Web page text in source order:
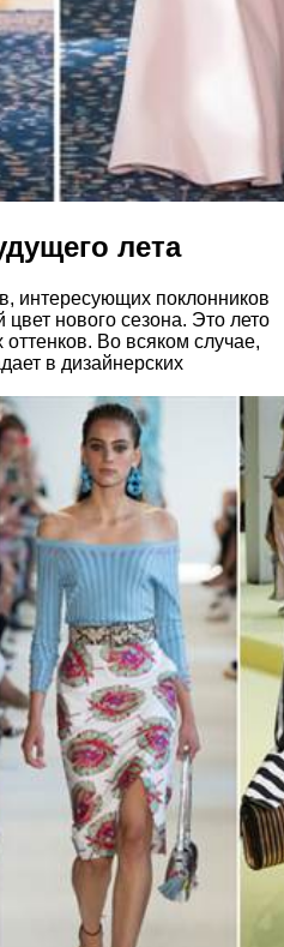
лета
интересующих поклонников
нового сезона. Это лето
Во всяком случае,
в дизайнерских